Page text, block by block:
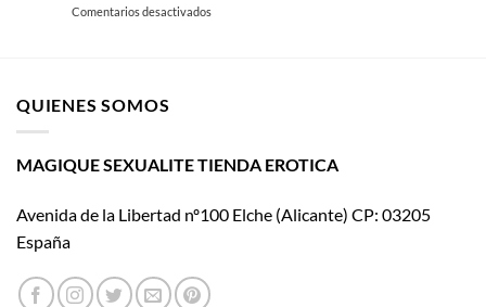
al
Comentarios desactivadosen
convierte
íntima
QUIENES SOMOS
MAGIQUE SEXUALITE TIENDA EROTICA
Avenida de la Libertad nº100 Elche (Alicante) CP: 03205
España